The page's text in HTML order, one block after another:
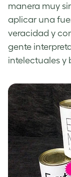
manera muy
aplicar una
veracidad y
gente
intelectuales y